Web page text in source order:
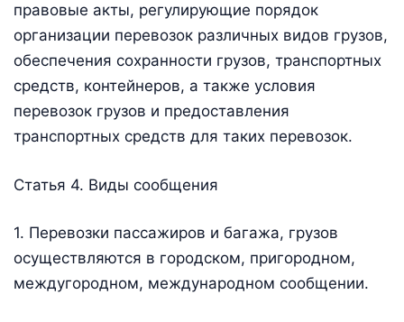
правовые акты, регулирующие порядок
организации перевозок различных видов грузов,
обеспечения сохранности грузов, транспортных
средств, контейнеров, а также условия
перевозок грузов и предоставления
транспортных средств для таких перевозок.
Статья 4. Виды сообщения
1. Перевозки пассажиров и багажа, грузов
осуществляются в городском, пригородном,
междугородном, международном сообщении.